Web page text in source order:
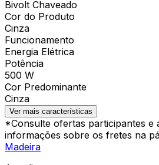
Bivolt Chaveado
Cor do Produto
Cinza
Funcionamento
Energia Elétrica
Potência
500 W
Cor Predominante
Cinza
Ver mais características
*Consulte ofertas participantes e
informações sobre os fretes na
Madeira